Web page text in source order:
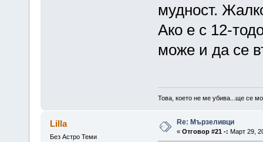
мудност.
Ако е с 12-
може и да се
Това, което не ме убива...ще се
Lilla
Без Астро Теми
Re: Мързеливци
« Отговор #21 -: Март 29,